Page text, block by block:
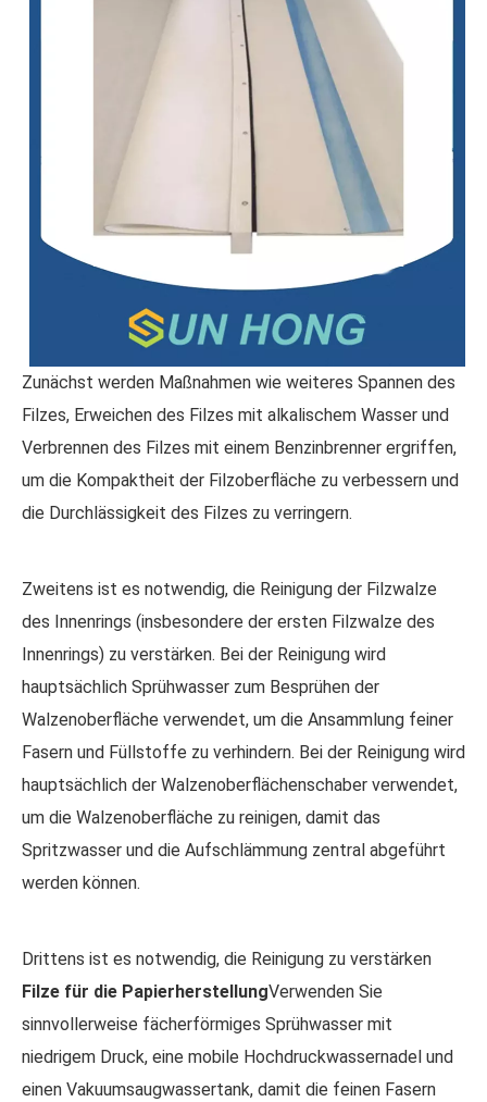
Zunächst werden Maßnahmen wie weiteres Spannen des
Filzes, Erweichen des Filzes mit alkalischem Wasser und
Verbrennen des Filzes mit einem Benzinbrenner ergriffen,
um die Kompaktheit der Filzoberfläche zu verbessern und
die Durchlässigkeit des Filzes zu verringern.
Zweitens ist es notwendig, die Reinigung der Filzwalze
des Innenrings (insbesondere der ersten Filzwalze des
Innenrings) zu verstärken. Bei der Reinigung wird
hauptsächlich Sprühwasser zum Besprühen der
Walzenoberfläche verwendet, um die Ansammlung feiner
Fasern und Füllstoffe zu verhindern. Bei der Reinigung wird
hauptsächlich der Walzenoberflächenschaber verwendet,
um die Walzenoberfläche zu reinigen, damit das
Spritzwasser und die Aufschlämmung zentral abgeführt
werden können.
Drittens ist es notwendig, die Reinigung zu verstärken
Filze für die PapierherstellungVerwenden Sie
sinnvollerweise fächerförmiges Sprühwasser mit
niedrigem Druck, eine mobile Hochdruckwassernadel und
einen Vakuumsaugwassertank, damit die feinen Fasern